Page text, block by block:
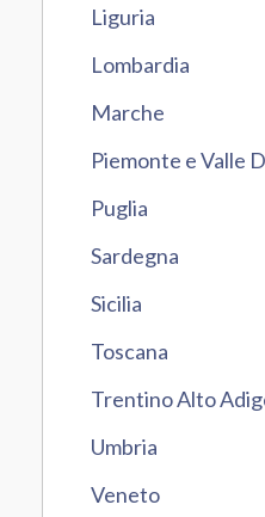
Liguria
Lombardia
Marche
Piemonte e Valle
Puglia
Sardegna
Sicilia
Toscana
Trentino Alto
Umbria
Veneto